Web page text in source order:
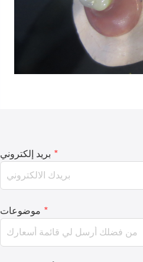
بريد إلكتروني *
موضوعات *